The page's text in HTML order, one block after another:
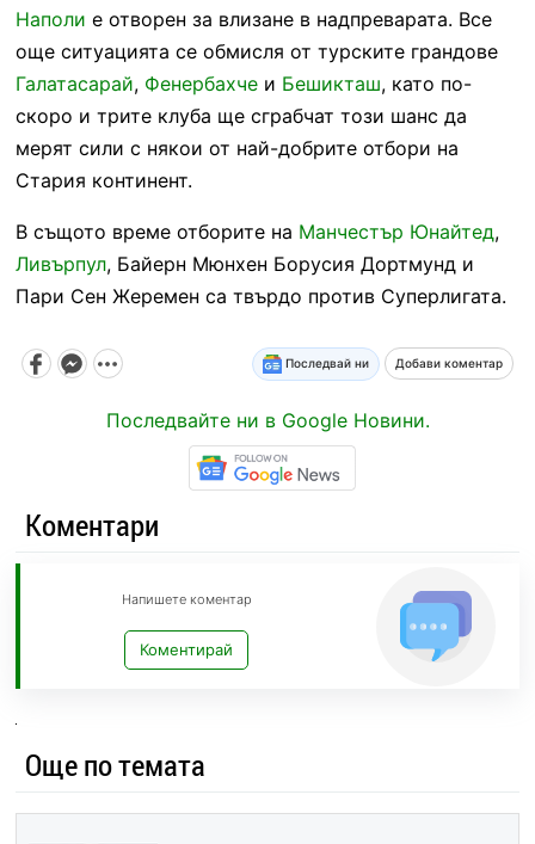
Наполи е отворен за влизане в надпреварата. Все
още ситуацията се обмисля от турските грандове
Галатасарай, Фенербахчеи Бешикташ, като по-
скоро и трите клуба ще сграбчат този шанс да
мерят сили с някои от най-добрите отбори на
Стария континент.
В същото време отборите на Манчестър Юнайтед,
Ливърпул, Байерн Мюнхен Борусия Дортмунд и
Пари Сен Жеремен са твърдо против Суперлигата.
Последвай ни Добави коментар
Последвайте ни в Google Новини.
Коментари
Напишете коментар
Коментирай
Още по темата